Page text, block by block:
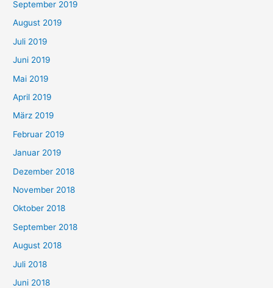
September 2019
August 2019
Juli 2019
Juni 2019
Mai 2019
April 2019
März 2019
Februar 2019
Januar 2019
Dezember 2018
November 2018
Oktober 2018
September 2018
August 2018
Juli 2018
Juni 2018